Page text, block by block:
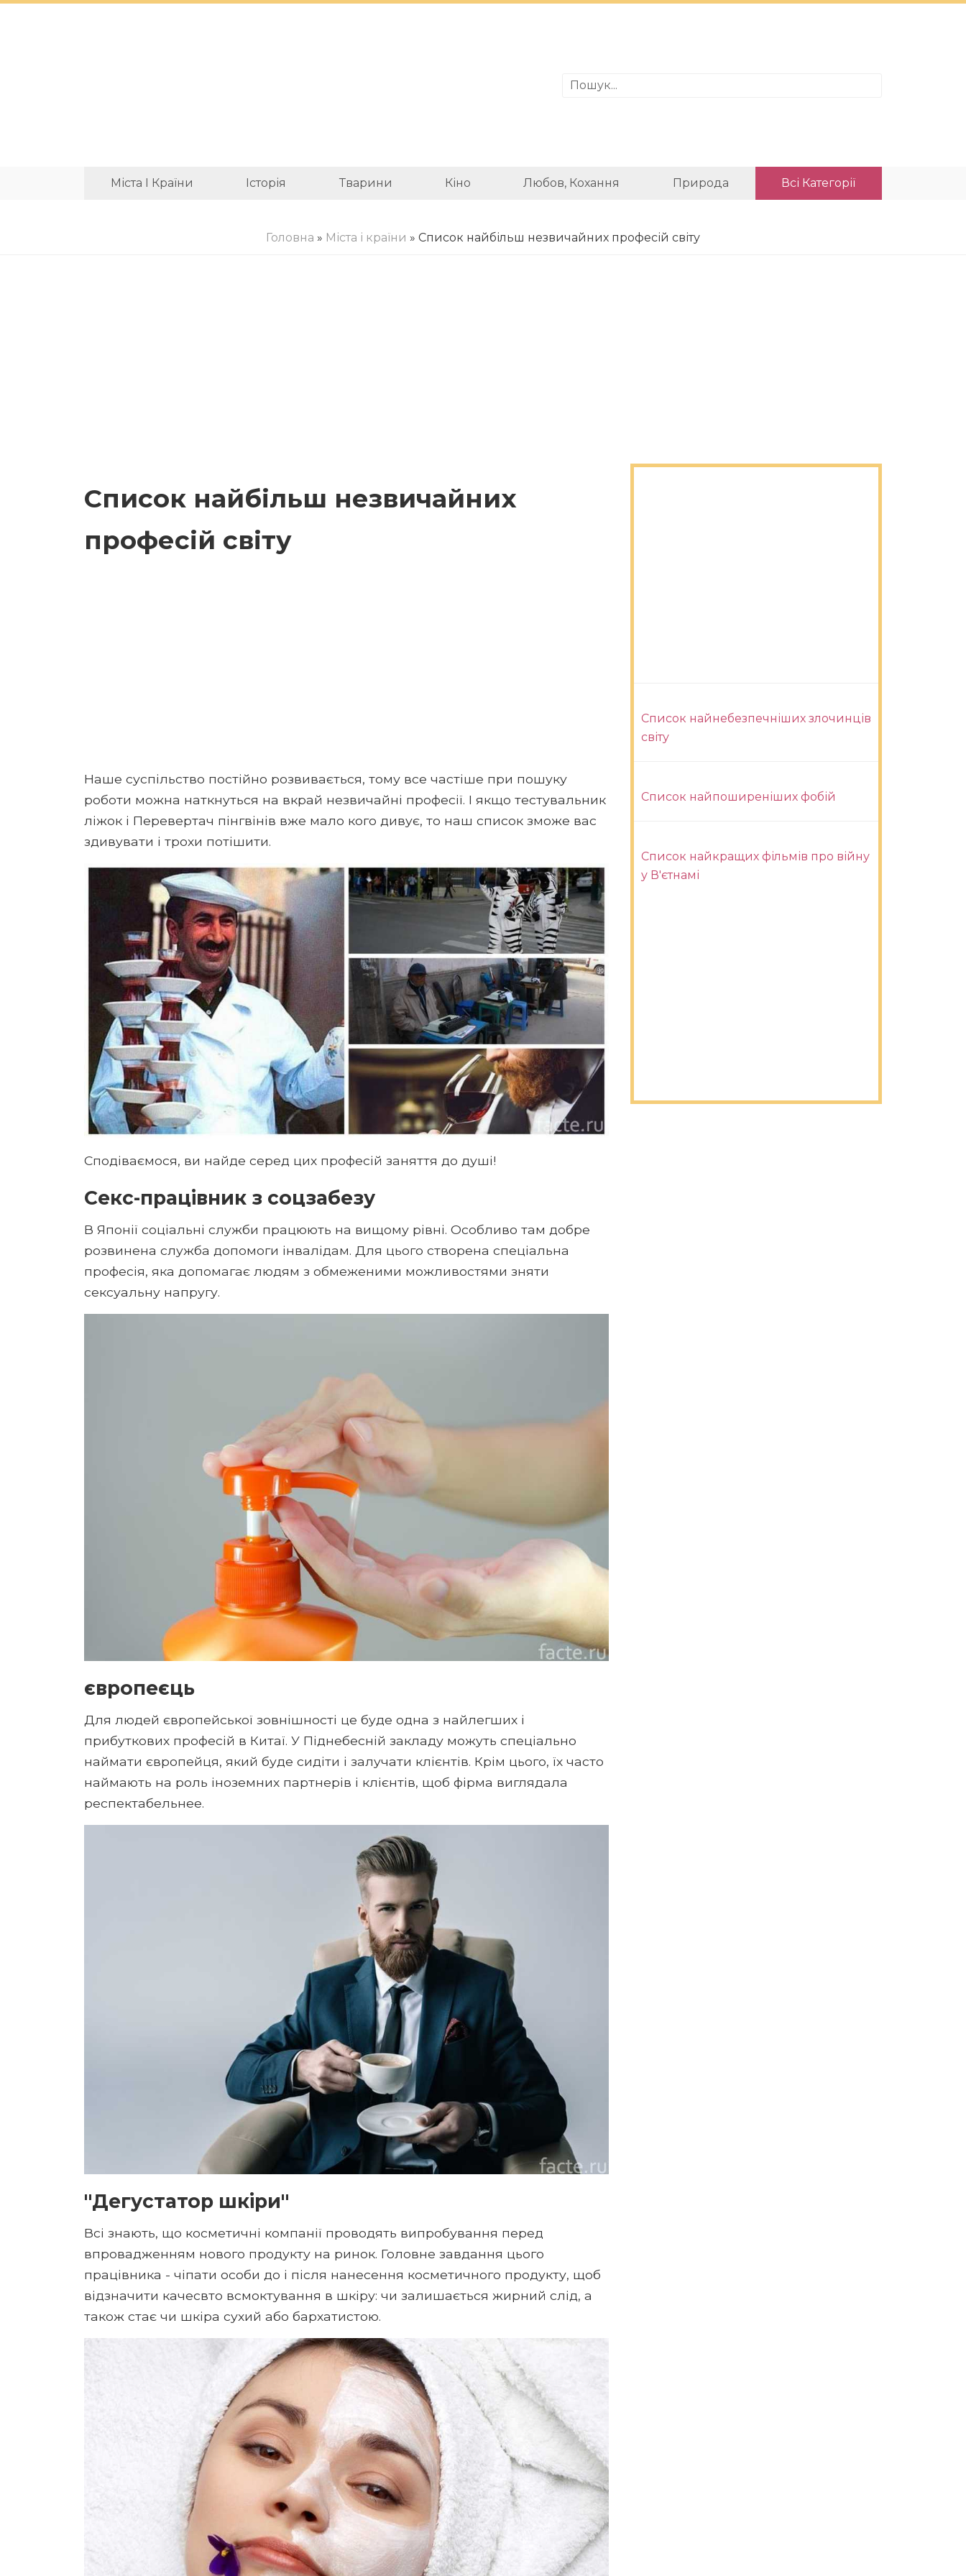
Міста І Країни Історія Тварини Кіно Любов, Кохання Природа Всі Категорії
Головна » Міста і країни » Список найбільш незвичайних професій світу
Список найбільш незвичайних
професій світу
Наше суспільство постійно розвивається, тому все частіше при пошуку
роботи можна наткнуться на вкрай незвичайні професії. І якщо тестувальник
ліжок і Перевертач пінгвінів вже мало кого дивує, то наш список зможе вас
здивувати і трохи потішити.
Сподіваємося, ви найде серед цих професій заняття до душі!
Секс-працівник з соцзабезу
В Японії соціальні служби працюють на вищому рівні. Особливо там добре
розвинена служба допомоги інвалідам. Для цього створена спеціальна
професія, яка допомагає людям з обмеженими можливостями зняти
сексуальну напругу.
європеєць
Для людей європейської зовнішності це буде одна з найлегших і
прибуткових професій в Китаї. У Піднебесній закладу можуть спеціально
наймати європейця, який буде сидіти і залучати клієнтів. Крім цього, їх часто
наймають на роль іноземних партнерів і клієнтів, щоб фірма виглядала
респектабельнее.
"Дегустатор шкіри"
Всі знають, що косметичні компанії проводять випробування перед
впровадженням нового продукту на ринок. Головне завдання цього
працівника - чіпати особи до і після нанесення косметичного продукту, щоб
відзначити качесвто всмоктування в шкіру: чи залишається жирний слід, а
також стає чи шкіра сухий або бархатистою.
Список найнебезпечніших злочинців
світу
Список найпоширеніших фобій
Список найкращих фільмів про війну
у В'єтнамі